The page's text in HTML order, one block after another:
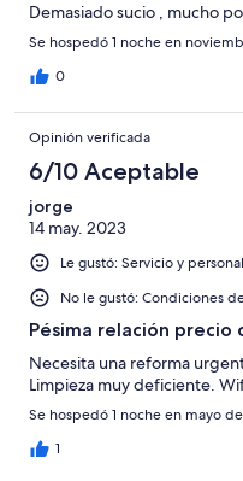
Demasiado sucio , mucho
Se hospedó 1 noche en
0
Opinión verificada
6/10 Aceptable
jorge
14 may. 2023
Le gustó: Servicio y personal
No le gustó: Condiciones
Pésima relación precio
Necesita una reforma
Limpieza muy deficiente.
Se hospedó 1 noche en mayo
1